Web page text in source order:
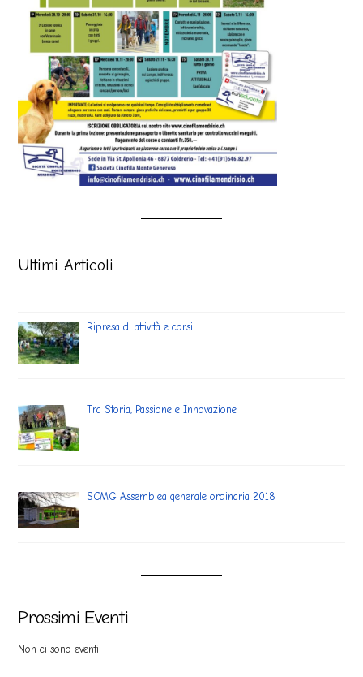
Ultimi Articoli
Ripresa di attività e corsi
Tra Storia, Passione e Innovazione
SCMG Assemblea generale ordinaria 2018
Prossimi Eventi
Non ci sono eventi